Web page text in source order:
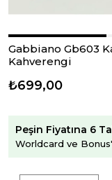
Gabbiano Gb603
Kahverengi
₺699,00
Peşin Fiyatına 6
Worldcard ve